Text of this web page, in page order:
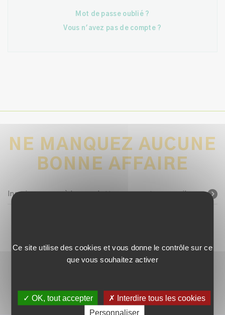
Mot de passe oublié ?
Vous n'avez pas de compte ?
NE MANQUEZ AUCUNE
BONNE AFFAIRE
Inscrivez-vous à la newsletter avec votre e-mail
SUIVEZ-NOUS !
Ce site utilise des cookies et vous donne le contrôle sur ce
que vous souhaitez activer
✓ OK, tout accepter
✗ Interdire tous les cookies
Personnaliser